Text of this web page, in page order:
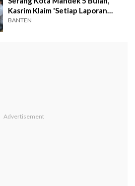
Kasrim Klaim 'Setiap Laporan
Ditangani'
BANTEN